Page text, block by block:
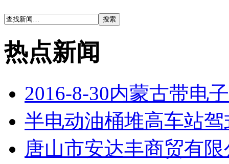
热点新闻
2016-8-30内蒙古带电
半电动油桶堆高车站
唐山市安达丰商贸有